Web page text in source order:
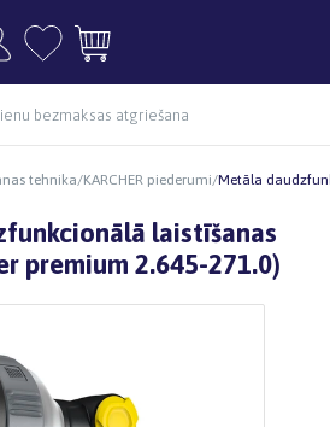
bezmaksas atgriešana
tehnika/KARCHER piederumi/Metāla
laistīšanas
premium 2.645-271.0)